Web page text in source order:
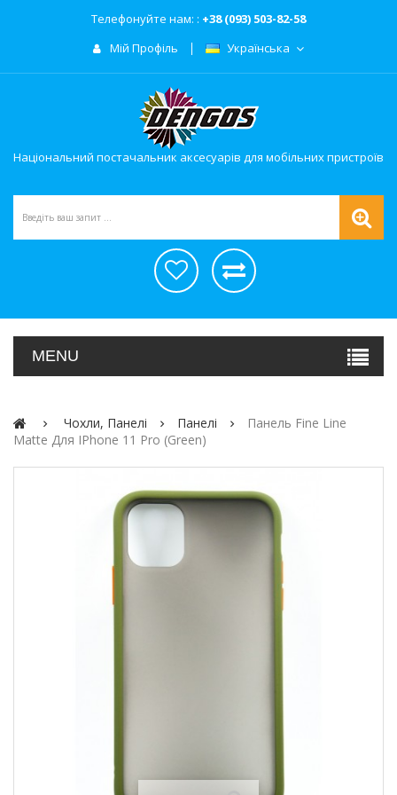
Телефонуйте нам: : +38 (093) 503-82-58
Мій Профіль
Українська
Національний постачальник аксесуарів для мобільних пристроїв
MENU
Чохли, Панелі Панелі
Панель Fine Line
Matte Для IPhone 11 Pro (green)